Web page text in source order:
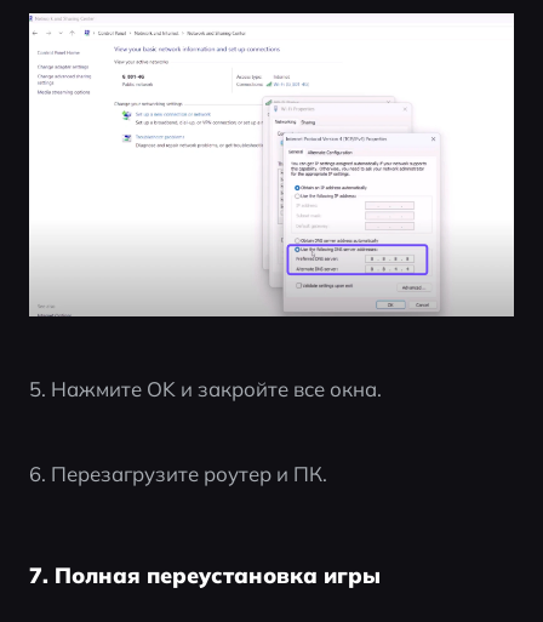
5. Нажмите OK и закройте все окна.
6. Перезагрузите роутер и ПК.
7. Полная переустановка игры